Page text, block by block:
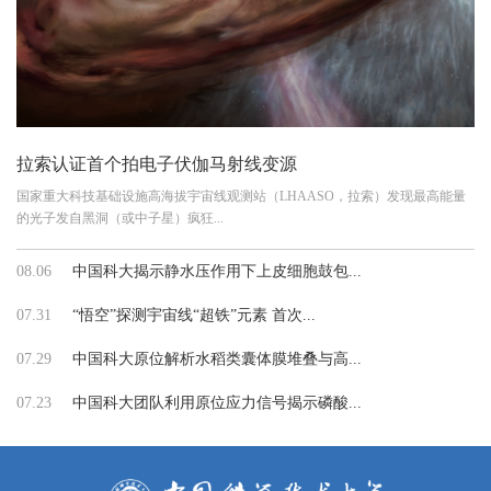
拉索认证首个拍电子伏伽马射线变源
国家重大科技基础设施高海拔宇宙线观测站（LHAASO，拉索）发现最高能量
的光子发自黑洞（或中子星）疯狂...
08.06 中国科大揭示静水压作用下上皮细胞鼓包...
07.31 “悟空”探测宇宙线“超铁”元素 首次...
07.29 中国科大原位解析水稻类囊体膜堆叠与高...
07.23 中国科大团队利用原位应力信号揭示磷酸...